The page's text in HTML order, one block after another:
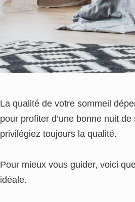
La qualité de votre sommeil
pour profiter d’une bonne nuit
privilégiez toujours la qualité.
Pour mieux vous guider, voici
idéale.